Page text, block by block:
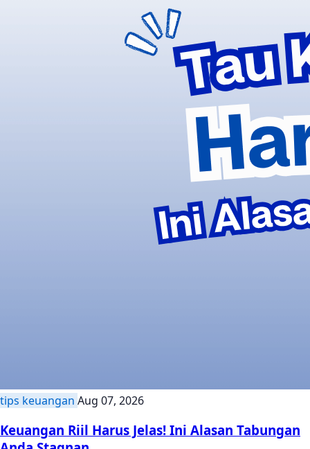
tips keuangan Aug 07, 2026
Keuangan Riil Harus Jelas! Ini Alasan Tabungan